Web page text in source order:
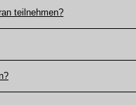
teilnehmen?